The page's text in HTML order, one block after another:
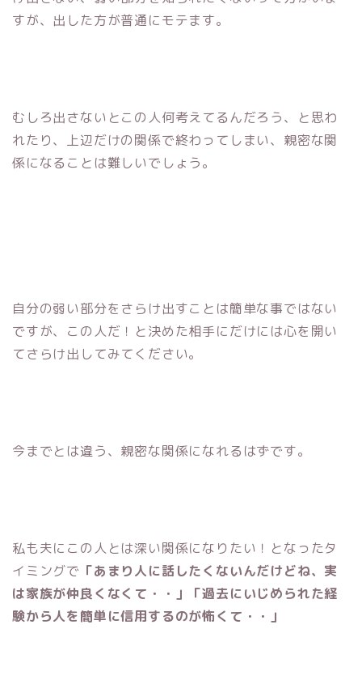
すが、出した方が普通にモテます。
むしろ出さないとこの人何考えてるんだろう、と思わ
れたり、上辺だけの関係で終わってしまい、親密な関
係になることは難しいでしょう。
自分の弱い部分をさらけ出すことは簡単な事ではない
ですが、この人だ！と決めた相手にだけには心を開い
てさらけ出してみてください。
今までとは違う、親密な関係になれるはずです。
私も夫にこの人とは深い関係になりたい！となったタ
イミングで 「あまり人に話したくないんだけどね、実
は家族が仲良くなくて・・」「過去にいじめられた経
験から人を簡単に信用するのが怖くて・・」